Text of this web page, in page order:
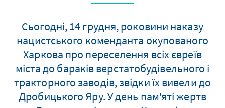
Сьогодні, 14 грудня, роковини наказу
нацистського коменданта окупованого
Харкова про переселення всіх євреїв
міста до бараків верстатобудівельного і
тракторного заводів, звідки їх вивели до
Дробицького Яру. У день пам'яті жертв